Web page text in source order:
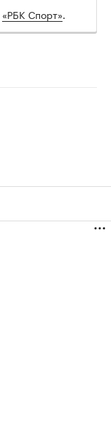
«РБК Спорт».